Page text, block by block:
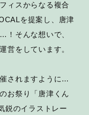
ィスからなる複合
を提案し、唐津
！そんな想いで、
営をしています。
されますように…
お祭り「唐津くん
鋭のイラストレー